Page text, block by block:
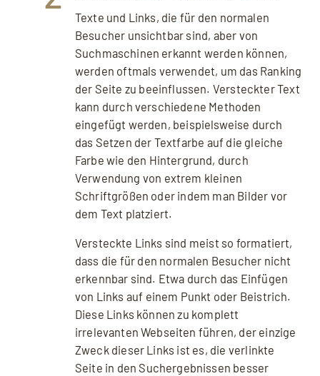
Texte und Links, die für den normalen
Besucher unsichtbar sind, aber von
Suchmaschinen erkannt werden können,
werden oftmals verwendet, um das Ranking
der Seite zu beeinflussen. Versteckter Text
kann durch verschiedene Methoden
eingefügt werden, beispielsweise durch
das Setzen der Textfarbe auf die gleiche
Farbe wie den Hintergrund, durch
Verwendung von extrem kleinen
Schriftgrößen oder indem man Bilder vor
dem Text platziert.
Versteckte Links sind meist so formatiert,
dass die für den normalen Besucher nicht
erkennbar sind. Etwa durch das Einfügen
von Links auf einem Punkt oder Beistrich.
Diese Links können zu komplett
irrelevanten Webseiten führen, der einzige
Zweck dieser Links ist es, die verlinkte
Seite in den Suchergebnissen besser